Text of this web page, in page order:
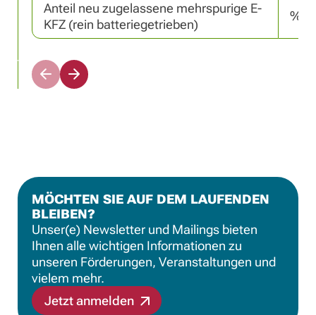
Anteil neu zugelassene mehrspurige E-
KFZ (rein batteriegetrieben)
%
N
a
k
s
c
r
o
l
l
e
n
N
a
h
s
s
c
r
o
l
l
n
MÖCHTEN SIE AUF DEM LAUFENDEN
BLEIBEN?
Unser(e) Newsletter und Mailings bieten
Ihnen alle wichtigen Informationen zu
unseren Förderungen, Veranstaltungen und
vielem mehr.
Jetzt anmelden